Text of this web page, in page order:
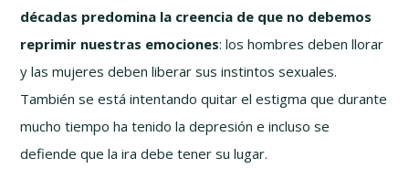
décadas predomina la creencia de que no debemos
reprimir nuestras emociones: los hombres deben llorar
y las mujeres deben liberar sus instintos sexuales.
También se está intentando quitar el estigma que durante
mucho tiempo ha tenido la depresión e incluso se
defiende que la ira debe tener su lugar.